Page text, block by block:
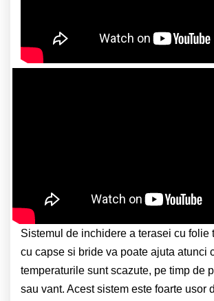
Sistemul de inchidere a terasei cu folie
cu capse si bride va poate ajuta atunci
temperaturile sunt scazute, pe timp de
sau vant. Acest sistem este foarte usor